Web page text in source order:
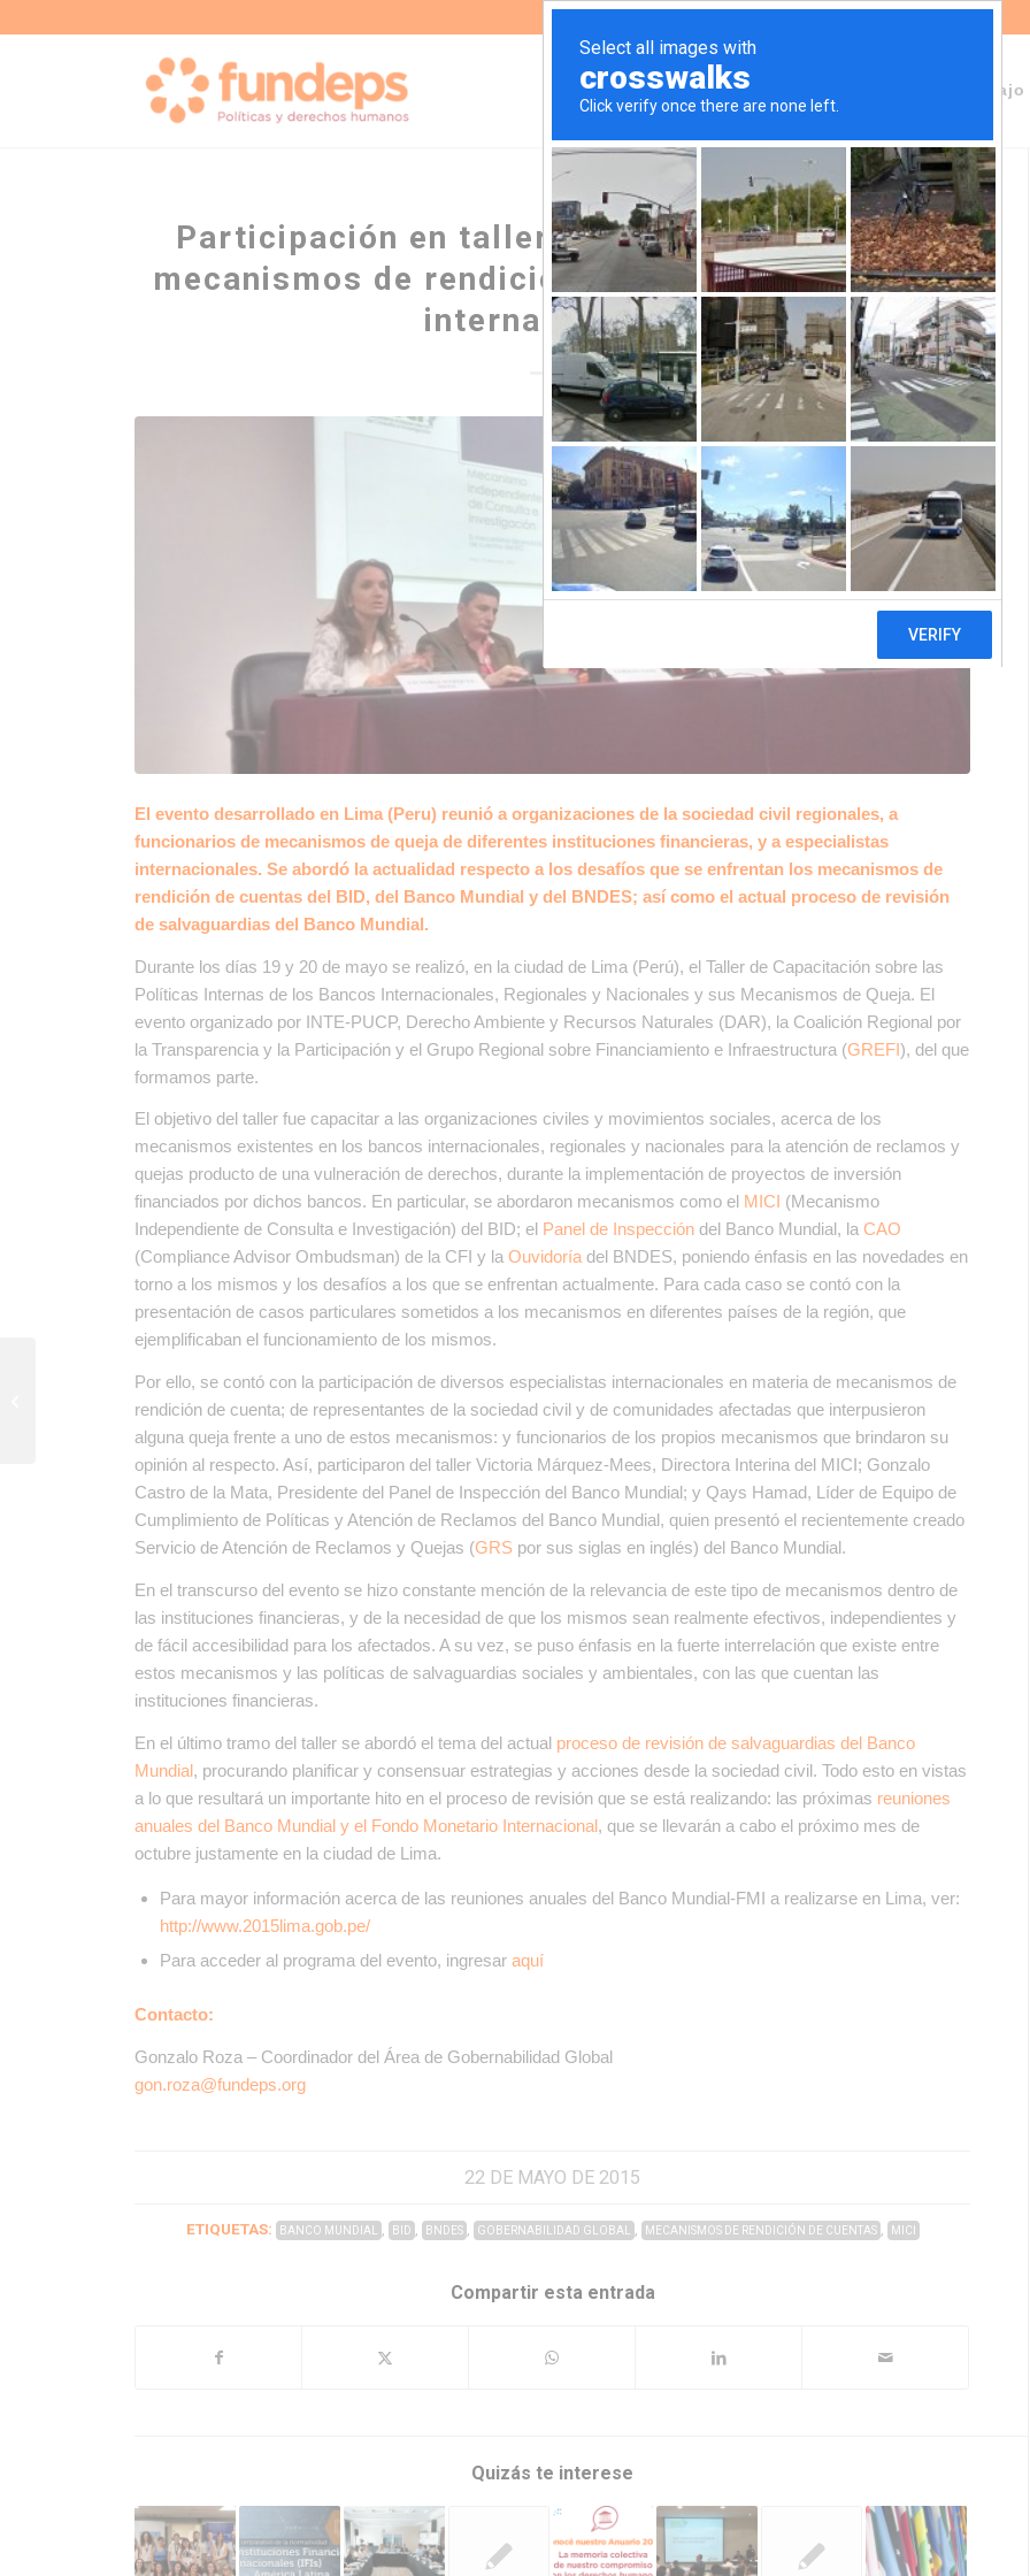
Sobre Fundeps Áreas de trabajo
Participación en taller de capacitación sobre
mecanismos de rendición de cuentas de bancos
internacionales
El evento desarrollado en Lima (Peru) reunió a organizaciones de la sociedad civil regionales, a
funcionarios de mecanismos de queja de diferentes instituciones financieras, y a especialistas
internacionales. Se abordó la actualidad respecto a los desafíos que se enfrentan los mecanismos de
rendición de cuentas del BID, del Banco Mundial y del BNDES; así como el actual proceso de revisión
de salvaguardias del Banco Mundial.
Durante los días 19 y 20 de mayo se realizó, en la ciudad de Lima (Perú), el Taller de Capacitación sobre las
Políticas Internas de los Bancos Internacionales, Regionales y Nacionales y sus Mecanismos de Queja. El
evento organizado por INTE-PUCP, Derecho Ambiente y Recursos Naturales (DAR), la Coalición Regional por
la Transparencia y la Participación y el Grupo Regional sobre Financiamiento e Infraestructura (GREFI), del que
formamos parte.
El objetivo del taller fue capacitar a las organizaciones civiles y movimientos sociales, acerca de los
mecanismos existentes en los bancos internacionales, regionales y nacionales para la atención de reclamos y
quejas producto de una vulneración de derechos, durante la implementación de proyectos de inversión
financiados por dichos bancos. En particular, se abordaron mecanismos como el MICI (Mecanismo
Independiente de Consulta e Investigación) del BID; el Panel de Inspección del Banco Mundial, laCAO
(Compliance Advisor Ombudsman) de la CFI y laOuvidoría del BNDES, poniendo énfasis en las novedades en
torno a los mismos y los desafíos a los que se enfrentan actualmente. Para cada caso se contó con la
presentación de casos particulares sometidos a los mecanismos en diferentes países de la región, que
ejemplificaban el funcionamiento de los mismos.
Por ello, se contó con la participación de diversos especialistas internacionales en materia de mecanismos de
rendición de cuenta; de representantes de la sociedad civil y de comunidades afectadas que interpusieron
alguna queja frente a uno de estos mecanismos: y funcionarios de los propios mecanismos que brindaron su
opinión al respecto. Así, participaron del taller Victoria Márquez-Mees, Directora Interina del MICI; Gonzalo
Castro de la Mata, Presidente del Panel de Inspección del Banco Mundial; y Qays Hamad, Líder de Equipo de
Cumplimiento de Políticas y Atención de Reclamos del Banco Mundial, quien presentó el recientemente creado
Servicio de Atención de Reclamos y Quejas (GRS por sus siglas en inglés) del Banco Mundial.
En el transcurso del evento se hizo constante mención de la relevancia de este tipo de mecanismos dentro de
las instituciones financieras, y de la necesidad de que los mismos sean realmente efectivos, independientes y
de fácil accesibilidad para los afectados. A su vez, se puso énfasis en la fuerte interrelación que existe entre
estos mecanismos y las políticas de salvaguardias sociales y ambientales, con las que cuentan las
instituciones financieras.
En el último tramo del taller se abordó el tema del actual proceso de revisión de salvaguardias del Banco
Mundial, procurando planificar y consensuar estrategias y acciones desde la sociedad civil. Todo esto en vistas
a lo que resultará un importante hito en el proceso de revisión que se está realizando: las próximas reuniones
anuales del Banco Mundial y el Fondo Monetario Internacional, que se llevarán a cabo el próximo mes de
octubre justamente en la ciudad de Lima.
Para mayor información acerca de las reuniones anuales del Banco Mundial-FMI a realizarse en Lima, ver:
http://www.2015lima.gob.pe/
Para acceder al programa del evento, ingresaraquí
Contacto:
Gonzalo Roza – Coordinador del Área de Gobernabilidad Global
gon.roza@fundeps.org
22 DE MAYO DE 2015
ETIQUETAS: BANCO MUNDIAL , BID , BNDES , GOBERNABILIDAD GLOBAL , MECANISMOS DE RENDICIÓN DE CUENTAS , MICI
Compartir esta entrada
Quizás te interese
capacitación sobre
políticas efectivas para